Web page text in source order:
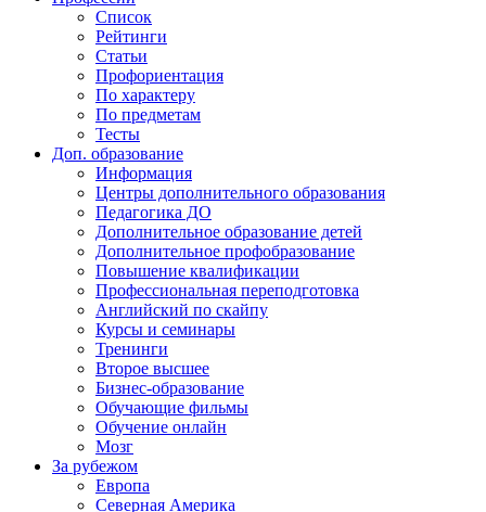
Список
Рейтинги
Статьи
Профориентация
По характеру
По предметам
Тесты
Доп. образование
Информация
Центры дополнительного образования
Педагогика ДО
Дополнительное образование детей
Дополнительное профобразование
Повышение квалификации
Профессиональная переподготовка
Английский по скайпу
Курсы и семинары
Тренинги
Второе высшее
Бизнес-образование
Обучающие фильмы
Обучение онлайн
Мозг
За рубежом
Европа
Северная Америка